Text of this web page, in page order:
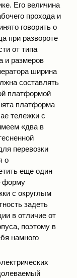
Его величина
прохода и
говорить о
при развороте
от типа
и размеров
ширина
составлять
платформой
платформа
тележки с
«два в
перевозки
о
еще один
форму
с округлым
задеть
в отличие от
поэтому в
намного